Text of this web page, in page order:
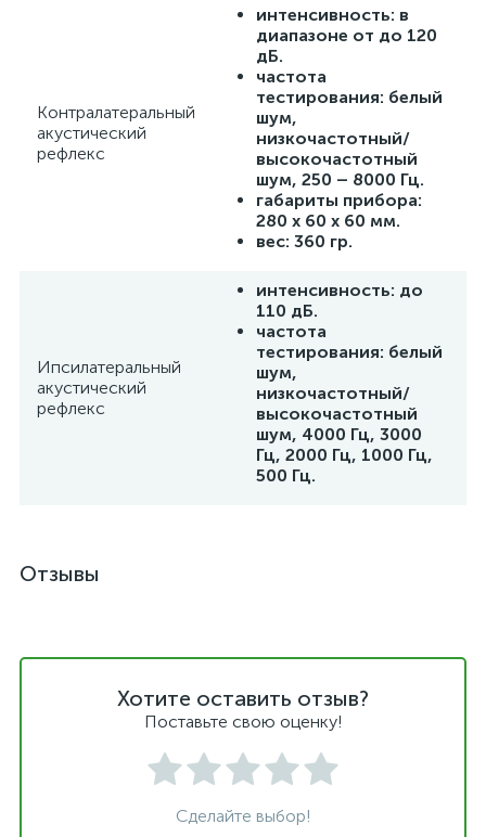
Контралатеральный
акустический
рефлекс
интенсивность: в
диапазоне от до 120
дБ.
частота
тестирования: белый
шум,
низкочастотный/
высокочастотный
шум, 250 – 8000 Гц.
габариты прибора:
280 x 60 x 60 мм.
вес: 360 гр.
Ипсилатеральный
акустический
рефлекс
интенсивность: до
110 дБ.
частота
тестирования: белый
шум,
низкочастотный/
высокочастотный
шум, 4000 Гц, 3000
Гц, 2000 Гц, 1000 Гц,
500 Гц.
Отзывы
Хотите оставить отзыв?
Поставьте свою оценку!
Сделайте выбор!